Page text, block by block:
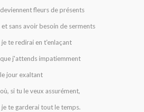
deviennent fleurs de présents
et sans avoir besoin de serments
je te redirai en t'enlaçant
que j'attends impatiemment
le jour exaltant
où, si tu le veux assurément,
je te garderai tout le temps.